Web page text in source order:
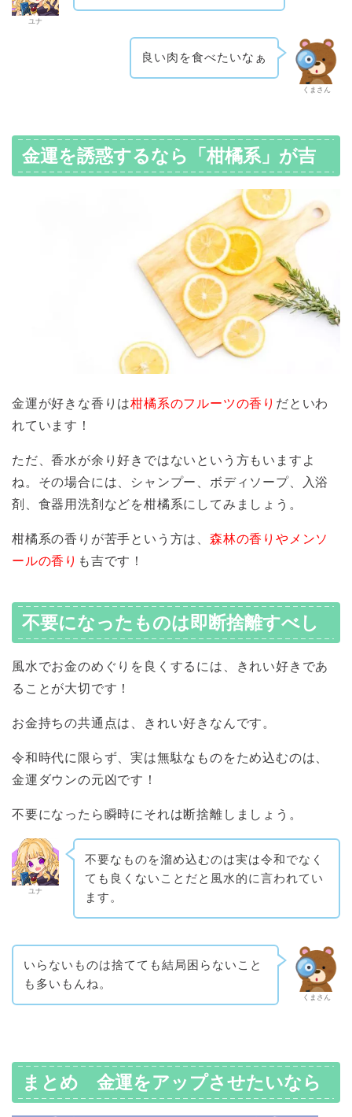
ユナ
くまさん
良い肉を食べたいなぁ
金運を誘惑するなら「柑橘系」が吉
金運が好きな香りは柑橘系のフルーツの香り だといわ
れています！
ただ、香水が余り好きではないという方もいますよ
ね。その場合には、シャンプー、ボディソープ、入浴
剤、食器用洗剤などを柑橘系にしてみましょう。
柑橘系の香りが苦手という方は、 森林の香りやメンソ
ールの香り も吉です！
不要になったものは即断捨離すべし
風水でお金のめぐりを良くするには、きれい好きであ
ることが大切です！
お金持ちの共通点は、きれい好きなんです。
令和時代に限らず、実は無駄なものをため込むのは、
金運ダウンの元凶です！
不要になったら瞬時にそれは断捨離しましょう。
ユナ
不要なものを溜め込むのは実は令和でなく
ても良くないことだと風水的に言われてい
ます。
くまさん
いらないものは捨てても結局困らないこと
も多いもんね。
まとめ 金運をアップさせたいなら